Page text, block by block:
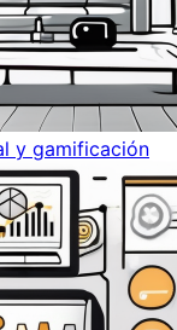
y gamificación